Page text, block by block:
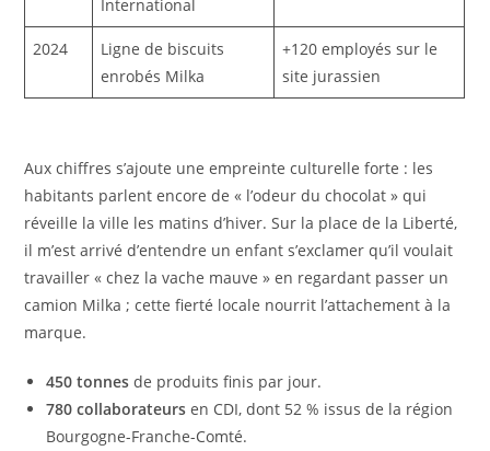
International
2024
Ligne de biscuits
enrobés Milka
+120 employés sur le
site jurassien
Aux chiffres s’ajoute une empreinte culturelle forte : les
habitants parlent encore de « l’odeur du chocolat » qui
réveille la ville les matins d’hiver. Sur la place de la Liberté,
il m’est arrivé d’entendre un enfant s’exclamer qu’il voulait
travailler « chez la vache mauve » en regardant passer un
camion Milka ; cette fierté locale nourrit l’attachement à la
marque.
450 tonnes de produits finis par jour.
780 collaborateurs en CDI, dont 52 % issus de la région
Bourgogne-Franche-Comté.